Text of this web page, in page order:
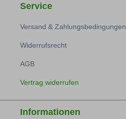
Service
Versand & Zahlungsbedingungen
Widerrufsrecht
AGB
Vertrag widerrufen
Informationen